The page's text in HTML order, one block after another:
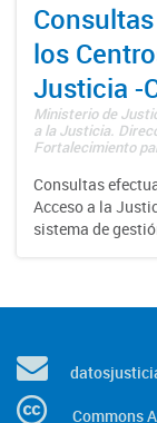
los
Justicia -
Ministerio de
a la Justicia.
Fortalecimiento
Consultas
Acceso a la
sistema de
Commons